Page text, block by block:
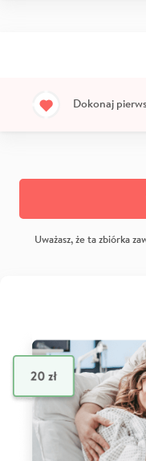
Dokonaj
Uważasz, że ta zbiórka